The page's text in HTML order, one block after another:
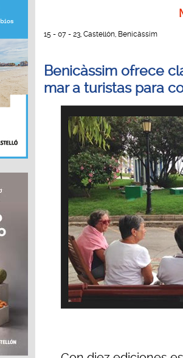
15 - 07 - 23, Castellón, Benicàssim
Benicàssim ofrece
mar a turistas para